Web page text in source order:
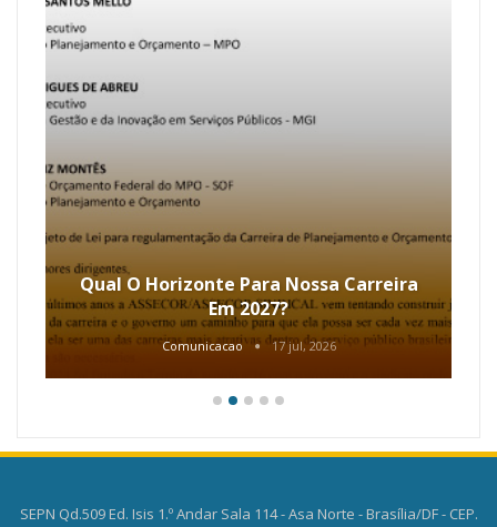
Qual O Horizonte Para Nossa Carreira
Em 2027?
Comunicacao 17 jul, 2026
SEPN Qd.509 Ed. Isis 1.º Andar Sala 114 - Asa Norte - Brasília/DF - CEP.